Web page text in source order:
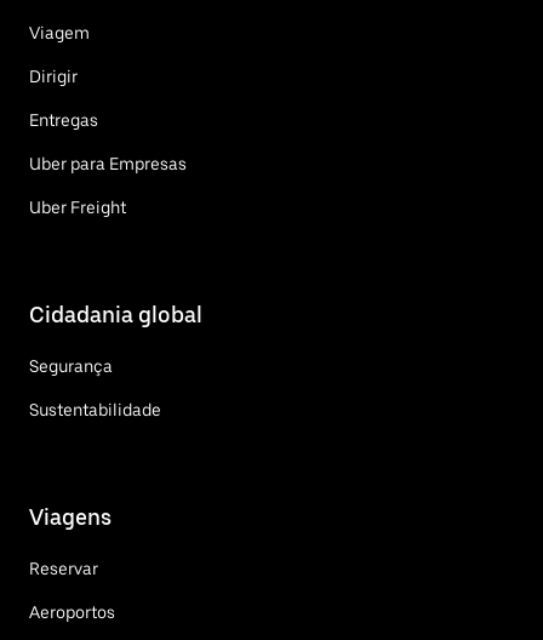
Viagem
Dirigir
Entregas
Uber para Empresas
Uber Freight
Cidadania global
Segurança
Sustentabilidade
Viagens
Reservar
Aeroportos